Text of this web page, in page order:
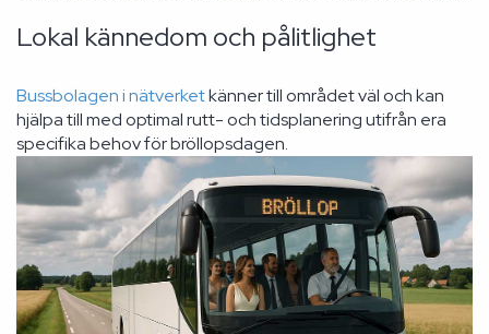
Lokal kännedom och pålitlighet
Bussbolagen i nätverketkänner till området väl och kan
hjälpa till med optimal rutt- och tidsplanering utifrån era
specifika behov för bröllopsdagen.